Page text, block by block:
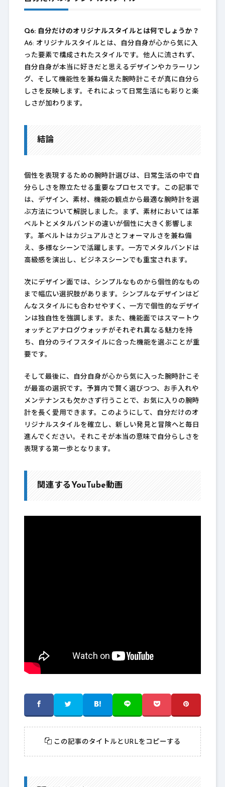
Q6: 自分だけのオリジナルスタイルとは何でしょうか？
A6: オリジナルスタイルとは、自分自身が心から気に入
った要素で構成されたスタイルです。他人に流されず、
自分自身が本当に好きだと思えるデザインやカラーリン
グ、そして機能性を兼ね備えた腕時計こそが真に自分ら
しさを反映します。それによって日常生活にも彩りと楽
しさが加わります。
結論
個性を表現するための腕時計選びは、日常生活の中で自
分らしさを際立たせる重要なプロセスです。この記事で
は、デザイン、素材、機能の観点から最適な腕時計を選
ぶ方法について解説しました。まず、素材においては革
ベルトとメタルバンドの違いが個性に大きく影響しま
す。革ベルトはカジュアルさとフォーマルさを兼ね備
え、多様なシーンで活躍します。一方でメタルバンドは
高級感を演出し、ビジネスシーンでも重宝されます。
次にデザイン面では、シンプルなものから個性的なもの
まで幅広い選択肢があります。シンプルなデザインはど
んなスタイルにも合わせやすく、一方で個性的なデザイ
ンは独自性を強調します。また、機能面ではスマートウ
ォッチとアナログウォッチがそれぞれ異なる魅力を持
ち、自分のライフスタイルに合った機能を選ぶことが重
要です。
そして最後に、自分自身が心から気に入った腕時計こそ
が最高の選択です。予算内で賢く選びつつ、お手入れや
メンテナンスも欠かさず行うことで、お気に入りの腕時
計を長く愛用できます。このようにして、自分だけのオ
リジナルスタイルを確立し、新しい発見と冒険へと毎日
進んでください。それこそが本当の意味で自分らしさを
表現する第一歩となります。
関連するYouTube動画
この記事のタイトルとURLをコピーする